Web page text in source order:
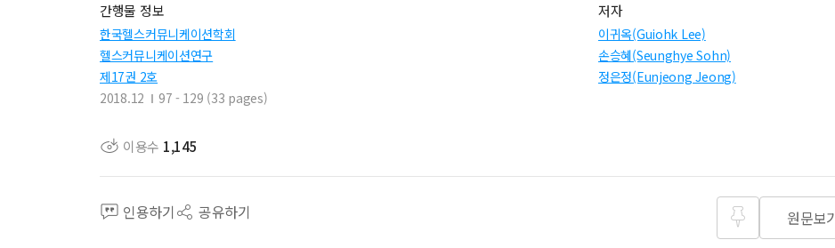
간행물 정보
한국헬스커뮤니케이션학회
헬스커뮤니케이션연구
제17권 2호
2018.12
97 - 129 (33 pages)
저자
이귀옥(Guiohk Lee)
손승혜(Seunghye Sohn)
정은정(Eunjeong Jeong)
이용수 1,145
인용하기 공유하기 원문보